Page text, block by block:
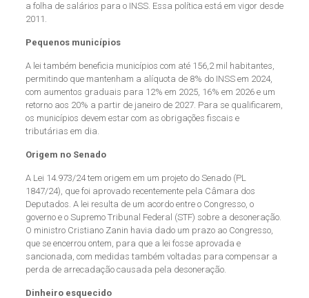
a folha de salários para o INSS. Essa política está em vigor desde
2011.
Pequenos municípios
A lei também beneficia municípios com até 156,2 mil habitantes,
permitindo que mantenham a alíquota de 8% do INSS em 2024,
com aumentos graduais para 12% em 2025, 16% em 2026 e um
retorno aos 20% a partir de janeiro de 2027. Para se qualificarem,
os municípios devem estar com as obrigações fiscais e
tributárias em dia.
Origem no Senado
A Lei 14.973/24 tem origem em um projeto do Senado (PL
1847/24), que foi aprovado recentemente pela Câmara dos
Deputados. A lei resulta de um acordo entre o Congresso, o
governo e o Supremo Tribunal Federal (STF) sobre a desoneração.
O ministro Cristiano Zanin havia dado um prazo ao Congresso,
que se encerrou ontem, para que a lei fosse aprovada e
sancionada, com medidas também voltadas para compensar a
perda de arrecadação causada pela desoneração.
Dinheiro esquecido